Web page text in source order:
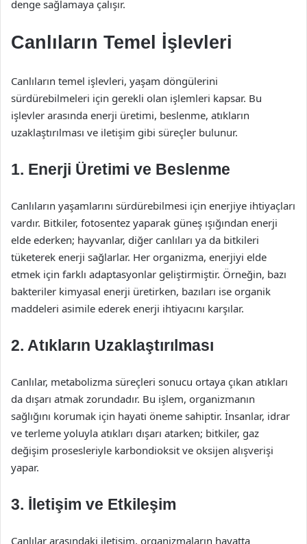
denge sağlamaya çalışır.
Canlıların Temel İşlevleri
Canlıların temel işlevleri, yaşam döngülerini
sürdürebilmeleri için gerekli olan işlemleri kapsar. Bu
işlevler arasında enerji üretimi, beslenme, atıkların
uzaklaştırılması ve iletişim gibi süreçler bulunur.
1. Enerji Üretimi ve Beslenme
Canlıların yaşamlarını sürdürebilmesi için enerjiye ihtiyaçları
vardır. Bitkiler, fotosentez yaparak güneş ışığından enerji
elde ederken; hayvanlar, diğer canlıları ya da bitkileri
tüketerek enerji sağlarlar. Her organizma, enerjiyi elde
etmek için farklı adaptasyonlar geliştirmiştir. Örneğin, bazı
bakteriler kimyasal enerji üretirken, bazıları ise organik
maddeleri asimile ederek enerji ihtiyacını karşılar.
2. Atıkların Uzaklaştırılması
Canlılar, metabolizma süreçleri sonucu ortaya çıkan atıkları
da dışarı atmak zorundadır. Bu işlem, organizmanın
sağlığını korumak için hayati öneme sahiptir. İnsanlar, idrar
ve terleme yoluyla atıkları dışarı atarken; bitkiler, gaz
değişim prosesleriyle karbondioksit ve oksijen alışverişi
yapar.
3. İletişim ve Etkileşim
Canlılar arasındaki iletişim, organizmaların hayatta